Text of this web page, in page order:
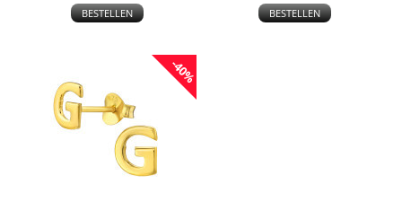
BESTELLEN BESTELLEN
-40%